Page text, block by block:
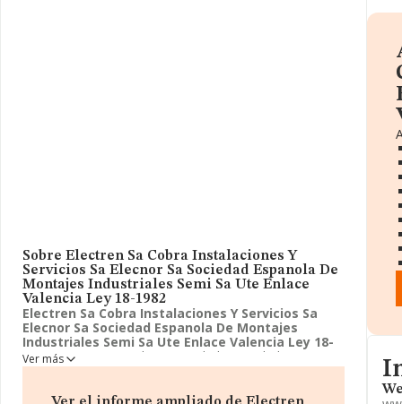
Sobre Electren Sa Cobra Instalaciones Y
Servicios Sa Elecnor Sa Sociedad Espanola De
Montajes Industriales Semi Sa Ute Enlace
Valencia Ley 18-1982
Electren Sa Cobra Instalaciones Y Servicios Sa
Elecnor Sa Sociedad Espanola De Montajes
Industriales Semi Sa Ute Enlace Valencia Ley 18-
1982tiene 17 años de antigüedad acumulados.
Electren Sa Cobra Instalaciones Y Servicios Sa
Industriales Semi Sa Ute Enlace Valencia Ley 18-
Ver más